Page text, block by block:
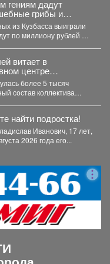
шашлыки на
воздухе. Условия
документы
готовы к
Квартира
под все виды
сертификатов,
капитал, а
под обычную и
ипотеку. Цена:
прямо сейчас!
в удобное для вас
по предварительной
В квартире
гарнитур,
диван.
машинка-
диван. Лазо 8
гениям дадут
грибы и
из Кузбасса выиграли
по миллиону рублей на
витает в
центре
уже больше 30
более 5 тысяч
найти подростка!
Иванович, 17 лет,
С 3 августа 2026 года его...